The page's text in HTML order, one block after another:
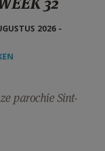
2026 -
parochie Sint-